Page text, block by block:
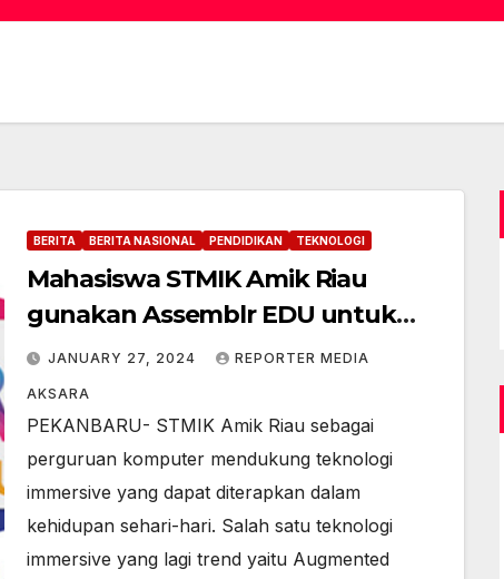
BERITA BERITA NASIONAL PENDIDIKAN TEKNOLOGI
Mahasiswa STMIK Amik Riau
gunakan Assemblr EDU untuk
Pembelajaran 3D dan Augmented
Reality (AR)
JANUARY 27, 2024 REPORTER MEDIA
AKSARA
PEKANBARU- STMIK Amik Riau sebagai
perguruan komputer mendukung teknologi
immersive yang dapat diterapkan dalam
kehidupan sehari-hari. Salah satu teknologi
immersive yang lagi trend yaitu Augmented